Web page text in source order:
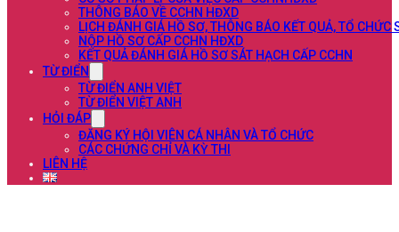
THÔNG BÁO VỀ CCHN HĐXD
LỊCH ĐÁNH GIÁ HỒ SƠ, THÔNG BÁO KẾT QUẢ, TỔ CHỨC
NỘP HỒ SƠ CẤP CCHN HĐXD
KẾT QUẢ ĐÁNH GIÁ HỒ SƠ SÁT HẠCH CẤP CCHN
TỪ ĐIỂN
TỪ ĐIỂN ANH VIỆT
TỪ ĐIỂN VIỆT ANH
HỎI ĐÁP
ĐĂNG KÝ HỘI VIÊN CÁ NHÂN VÀ TỔ CHỨC
CÁC CHỨNG CHỈ VÀ KỲ THI
LIÊN HỆ